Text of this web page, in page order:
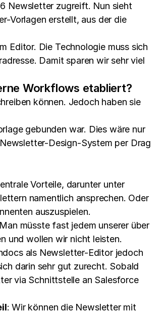
Newsletter zugreift. Nun sieht
Vorlagen erstellt, aus der die
Editor. Die Technologie muss sich
Damit sparen wir sehr viel
Workflows etabliert?
können. Jedoch haben sie
gebunden war. Dies wäre nur
Design-System per Drag
Vorteile, darunter unter
namentlich ansprechen. Oder
auszuspielen.
müsste fast jedem unserer über
und wollen wir nicht leisten.
als Newsletter-Editor jedoch
darin sehr gut zurecht. Sobald
via Schnittstelle an Salesforce
: Wir können die Newsletter mit